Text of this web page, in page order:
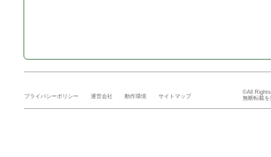
プライバシーポリシー 運営会社 動作環境 サイトマップ
©All
無断転載